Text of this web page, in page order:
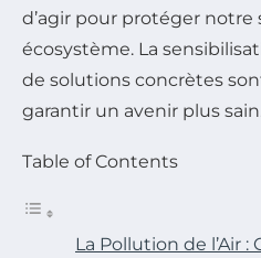
d’agir pour protéger
écosystème. La
de solutions concrètes
garantir un avenir plus
Table of Contents
La Pollution de l’Air :